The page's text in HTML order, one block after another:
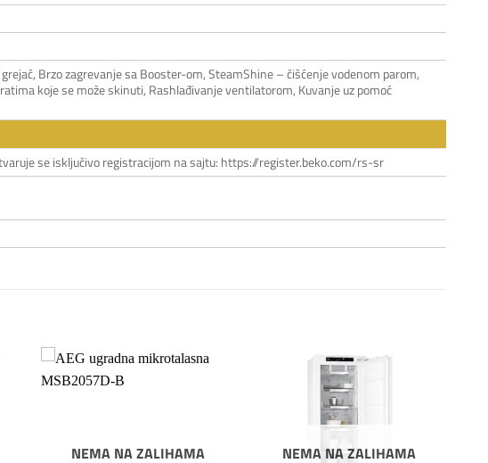
Brzo zagrevanje sa Booster-om, SteamShine – čišćenje vodenom parom,
koje se može skinuti, Rashlađivanje ventilatorom, Kuvanje uz pomoć
se isključivo registracijom na sajtu: https://register.beko.com/rs-sr
NEMA NA ZALIHAMA NEMA NA ZALIHAMA